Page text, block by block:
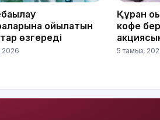
қойылатын
өзгереді
2026
Құран
кофе
5 тамыз,